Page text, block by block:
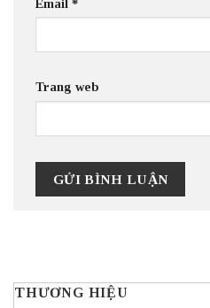
Email *
Trang web
THƯƠNG HIỆU